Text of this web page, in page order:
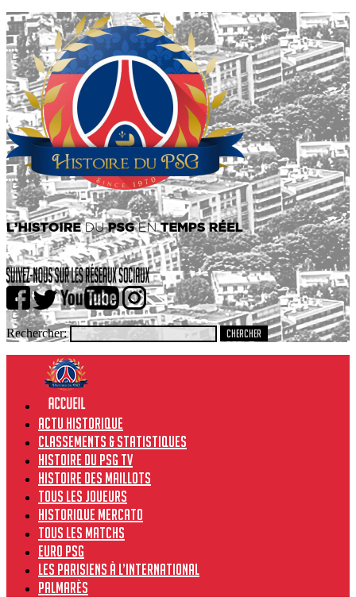
Rechercher:
Actu historique
Classements & Statistiques
Histoire du PSG TV
Histoire des maillots
Tous les joueurs
Historique Mercato
Tous les matchs
Euro PSG
Les Parisiens à l’international
Palmarès